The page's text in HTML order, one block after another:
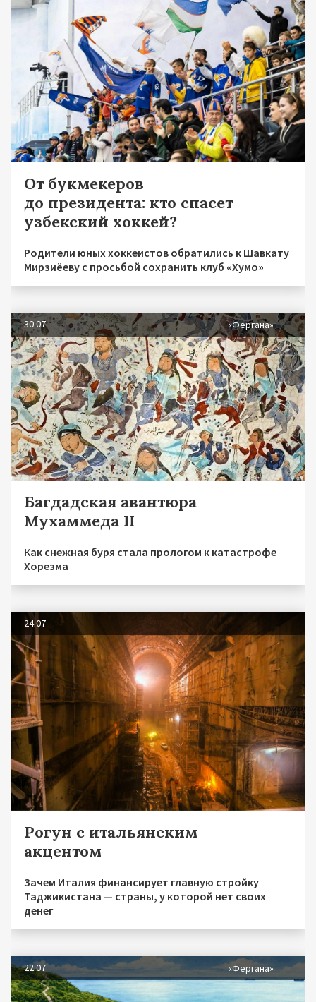
От букмекеров
до президента: кто спасет
узбекский хоккей?
Родители юных хоккеистов обратились к Шавкату
Мирзиёеву с просьбой сохранить клуб «Хумо»
30.07 «Фергана»
Багдадская авантюра
Мухаммеда II
Как снежная буря стала прологом к катастрофе
Хорезма
24.07
Рогун с итальянским
акцентом
Зачем Италия финансирует главную стройку
Таджикистана — страны, у которой нет своих
денег
22.07 «Фергана»